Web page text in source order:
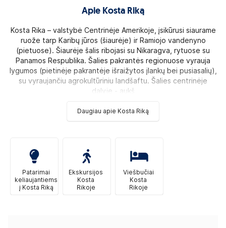
Apie Kosta Riką
Kosta Rika – valstybė Centrinėje Amerikoje, įsikūrusi siaurame
ruože tarp Karibų jūros (šiaurėje) ir Ramiojo vandenyno
(pietuose). Šiaurėje šalis ribojasi su Nikaragva, rytuose su
Panamos Respublika. Šalies pakrantės regionuose vyrauja
lygumos (pietinėje pakrantėje išraižytos įlankų bei pusiasalių),
su vyraujančiu agrokultūriniu landšaftu. Šalies centrinėje
dalyje - aukš
Daugiau apie Kosta Riką
Patarimai
keliaujantiems
į Kosta Riką
Ekskursijos
Kosta
Rikoje
Viešbučiai
Kosta
Rikoje